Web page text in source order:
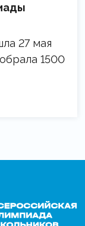
27 мая
1500